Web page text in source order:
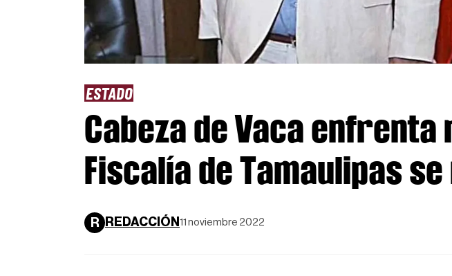
ESTADO
Cabeza de Vaca
Fiscalía de Tamaulipas
R REDACCIÓN 11 noviembre 2022